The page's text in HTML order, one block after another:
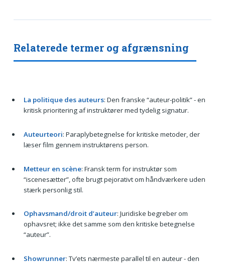
Relaterede termer og afgrænsning
La politique des auteurs: Den franske “auteur-politik” - en
kritisk prioritering af instruktører med tydelig signatur.
Auteurteori: Paraplybetegnelse for kritiske metoder, der
læser film gennem instruktørens person.
Metteur en scène: Fransk term for instruktør som
“iscenesætter”, ofte brugt pejorativt om håndværkere uden
stærk personlig stil.
Ophavsmand/droit d’auteur: Juridiske begreber om
ophavsret; ikke det samme som den kritiske betegnelse
“auteur”.
Showrunner: Tv’ets nærmeste parallel til en auteur - den